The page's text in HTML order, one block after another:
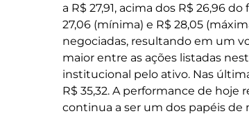
a R$ 27,91, acima dos R$ 26,96
27,06 (mínima) e R$ 28,05
negociadas, resultando em um
maior entre as ações listadas
institucional pelo ativo. Nas
R$ 35,32. A performance de hoje
continua a ser um dos papéis